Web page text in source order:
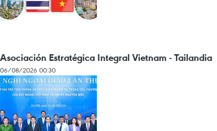
Asociación Estratégica Integral Vietnam - Tailandia
06/08/2026 00:30